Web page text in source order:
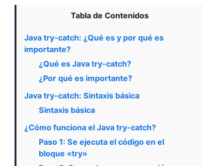
Tabla de Contenidos
Java try-catch: ¿Qué es y por qué es
importante?
¿Qué es Java try-catch?
¿Por qué es importante?
Java try-catch: Sintaxis básica
Sintaxis básica
¿Cómo funciona el Java try-catch?
Paso 1: Se ejecuta el código en el
bloque «try»